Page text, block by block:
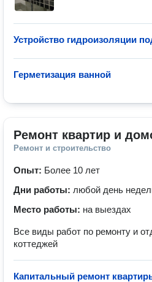
Устройство гидроизоляции
Герметизация ванной
Ремонт квартир и
Ремонт и строительство
Опыт: Более 10 лет
Дни работы: любой день
Место работы: на выездах
Все виды работ по ремонту и
коттеджей
Капитальный ремонт